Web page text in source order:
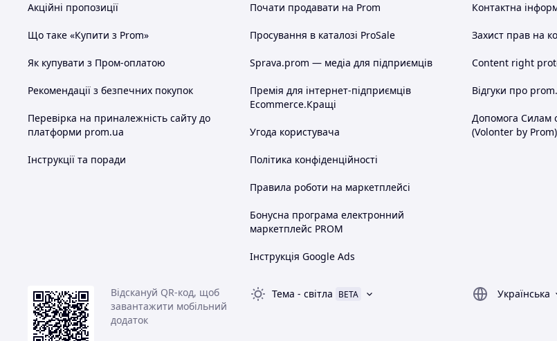
Акційні пропозиції
Що таке «Купити з Prom»
Як купувати з Пром-оплатою
Рекомендації з безпечних покупок
Перевірка на приналежність сайту до
платформи prom.ua
Інструкції та поради
Почати продавати на Prom
Просування в каталозі ProSale
Sprava.prom — медіа для підприємців
Премія для інтернет-підприємців
Ecommerce.Кращі
Угода користувача
Політика конфіденційності
Правила роботи на маркетплейсі
Бонусна програма електронний
маркетплейс PROM
Інструкція Google Ads
Контактна
Захист прав на
Content right
Відгуки про
Допомога Силам
(Volonter by Prom)
Відскануй QR-код, щоб
завантажити мобільний
додаток
Тема - світла BETA
Українська